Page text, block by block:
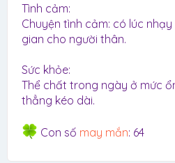
Tình cảm:
Chuyện tình cảm: có lúc
gian cho người thân.
Sức khỏe:
Thể chất trong ngày ở mức
thẳng kéo dài.
Con số may mắn: 64